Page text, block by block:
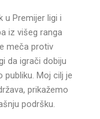
u Premijer ligi i
iz višeg ranga
meča protiv
da igrači dobiju
publiku. Moj cilj je
prikažemo
podršku.